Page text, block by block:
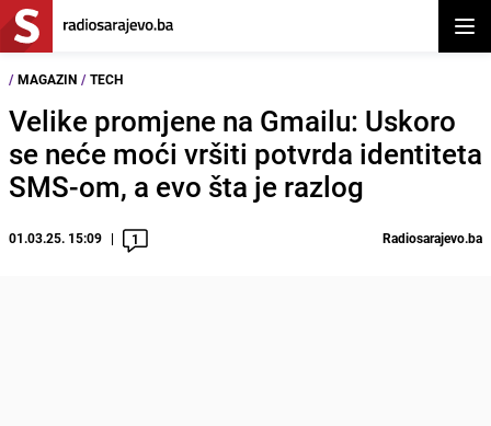
/ MAGAZIN / TECH
Velike promjene na Gmailu: Uskoro
se neće moći vršiti potvrda identiteta
SMS-om, a evo šta je razlog
01.03.25. 15:09 1 Radiosarajevo.ba